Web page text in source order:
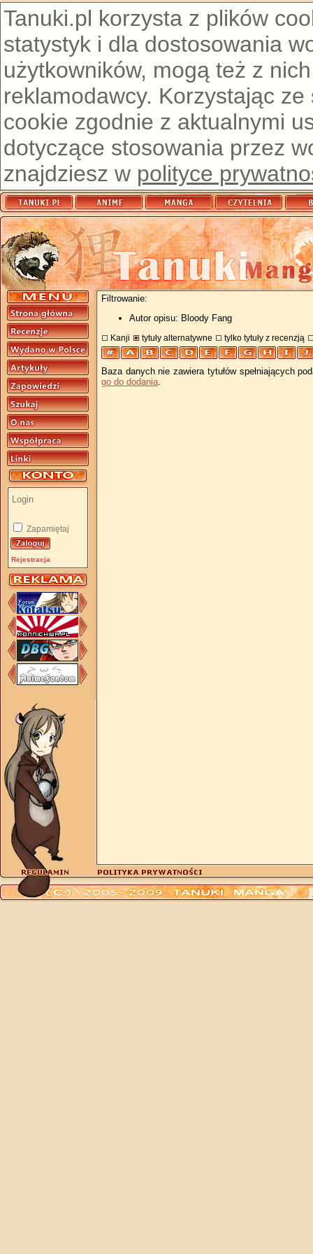
Tanuki.pl korzysta z plików
statystyk i dla dostosowania
użytkowników, mogą też z
reklamodawcy. Korzystając
cookie zgodnie z aktualnymi
dotyczące stosowania przez
znajdziesz w polityce
Zapamiętaj
Rejestracja
Filtrowanie:
Autor opisu: Bloody Fang
Kanji tytuły alternatywne tylko tytuły z recenzją
Baza danych nie zawiera tytułów spełniających
go do dodania.